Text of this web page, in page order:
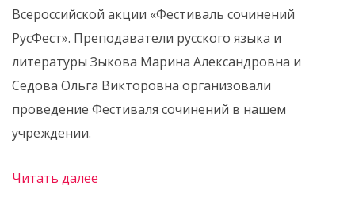
Всероссийской акции «Фестиваль сочинений
РусФест». Преподаватели русского языка и
литературы Зыкова Марина Александровна и
Седова Ольга Викторовна организовали
проведение Фестиваля сочинений в нашем
учреждении.
Читать далее